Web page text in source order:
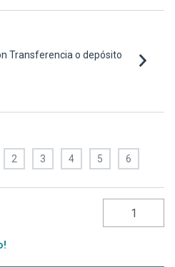
Transferencia o depósito
2 3 4 5 6